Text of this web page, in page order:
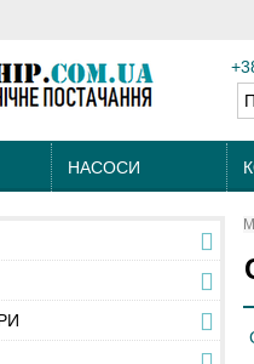
НАСОСИ